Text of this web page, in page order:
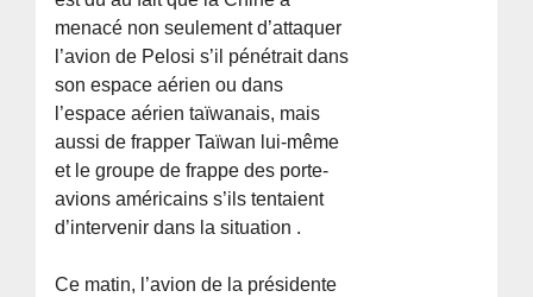
menacé non seulement d’attaquer
l’avion de Pelosi s’il pénétrait dans
son espace aérien ou dans
l’espace aérien taïwanais, mais
aussi de frapper Taïwan lui-même
et le groupe de frappe des porte-
avions américains s’ils tentaient
d’intervenir dans la situation .
Ce matin, l’avion de la présidente